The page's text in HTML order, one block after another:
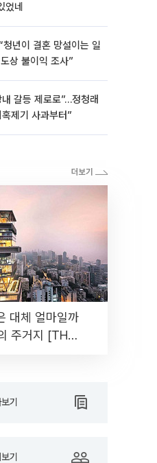
었네
년이 결혼 망설이는 일
상 불이익 조사”
갈등 제로로”…정청래
제기 사과부터”
대체 얼마일까
주거지 [THE
기
기